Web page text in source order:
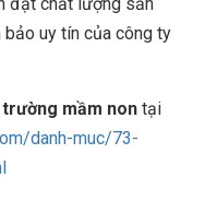
đặt chất lượng sản
uy tín của công ty
mầm non tại
danh-muc/73-